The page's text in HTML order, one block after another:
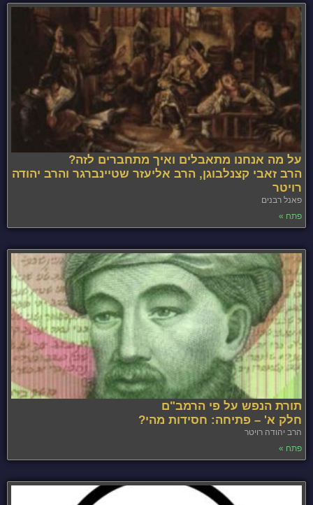
על מה אנחנו מתאבלים ואיך מתחברים לזה?
הרב זאבי קצנלבוגן, הרב אליעזר שטיינברגר והרב יהודה
רויטר
פאנל רבנים
פתח »
תורת הנפש על פי הרמב"ם
חלק א' – פתיחה: חסידות מהי?
הרב יהודה רויטר
פתח »